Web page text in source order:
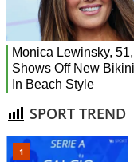
SPORT TREND